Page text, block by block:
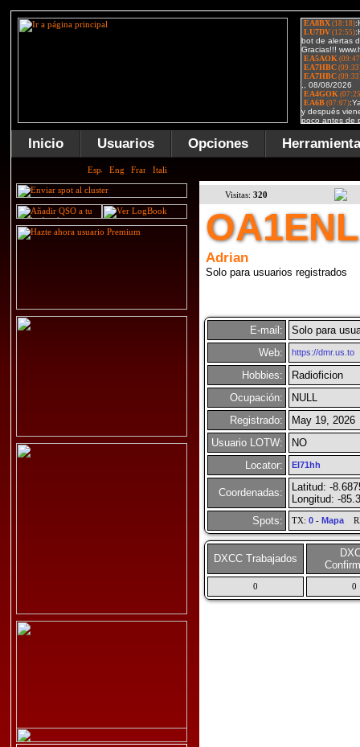
Inicio Usuarios Opciones
Visitas: 320
OA1ENL
Adrian
Solo para usuarios registrados
E-mail:
Solo para
Web:
https://dmr.us.to
Hobbies:
Radioficion
Ocupación:
NULL
Registrado:
May 19, 2026
Usuario LOTW:
NO
Locator:
EI71hh
Coordenadas:
Latitud: -
Longitud: -
Spots:
TX: 0- Mapa
DXCC Trabajados
0 0